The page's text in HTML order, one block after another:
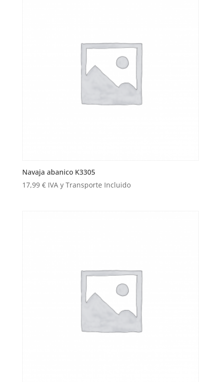
Navaja abanico K3305
17,99 € IVA y Transporte Incluido